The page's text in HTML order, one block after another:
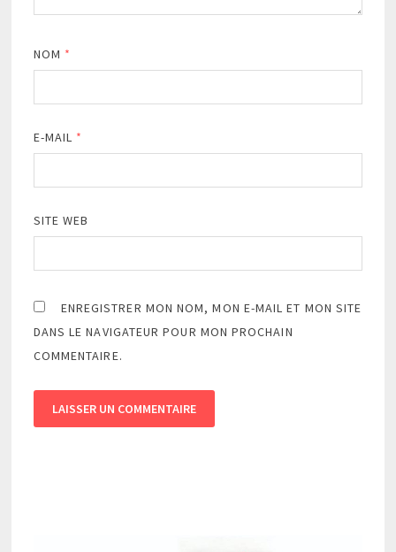
NOM *
E-MAIL *
SITE WEB
ENREGISTRER MON NOM, MON E-MAIL ET MON SITE
DANS LE NAVIGATEUR POUR MON PROCHAIN
COMMENTAIRE.